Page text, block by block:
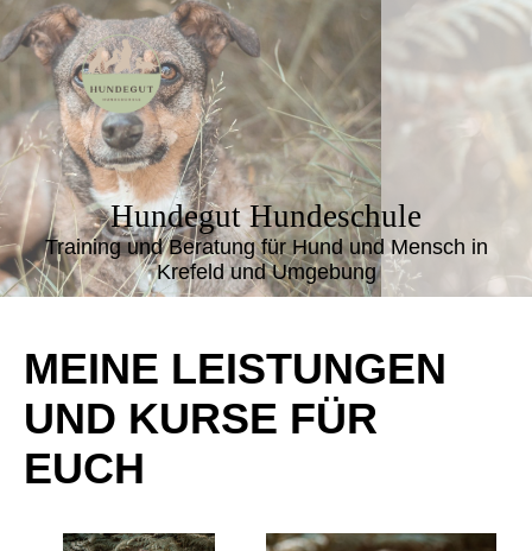
Hundegut Hundeschule
Training und Beratung für Hund und Mensch in
Krefeld und Umgebung
MEINE LEISTUNGEN
UND KURSE FÜR
EUCH